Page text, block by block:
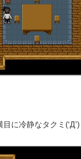
に冷静なタクミ(‘Д’)